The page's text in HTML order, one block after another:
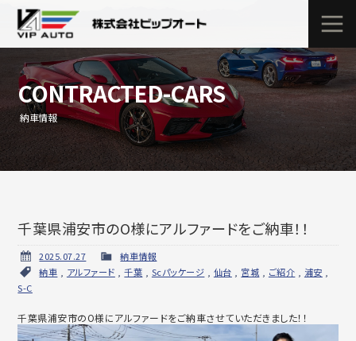
CONTRACTED-CARS
納車情報
千葉県浦安市のO様にアルファードをご納車！！
2025.07.27
納車情報
納車
アルファード ,千葉 Scパッケージ 仙台 宮城 ご紹介 浦安
S-C
千葉県浦安市のO様にアルファードをご納車させていただきました！！